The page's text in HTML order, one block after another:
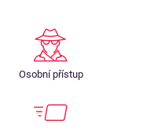
Osobní přístup